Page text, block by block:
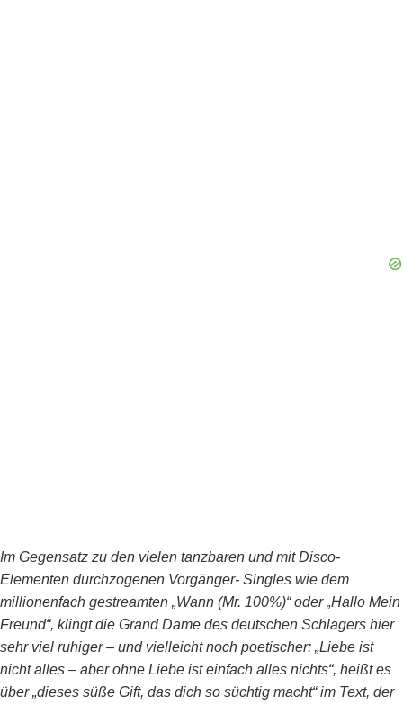
Im Gegensatz zu den vielen tanzbaren und mit Disco-
Elementen durchzogenen Vorgänger- Singles wie dem
millionenfach gestreamten „Wann (Mr. 100%)“ oder „Hallo Mein
Freund“, klingt die Grand Dame des deutschen Schlagers hier
sehr viel ruhiger – und vielleicht noch poetischer: „Liebe ist
nicht alles – aber ohne Liebe ist einfach alles nichts“, heißt es
über „dieses süße Gift, das dich so süchtig macht“ im Text, der